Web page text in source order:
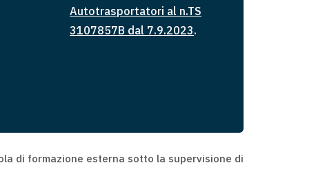
Autotrasportatori al n.TS
3107857B dal 7.9.2023.
di formazione esterna sotto la supervisione di